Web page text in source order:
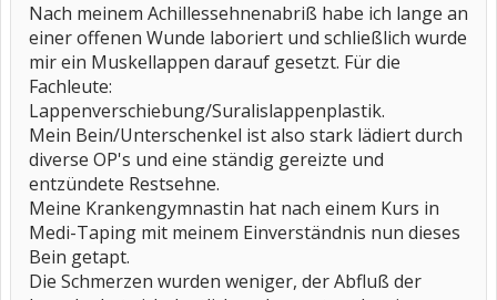
Nach meinem Achillessehnenabriß habe ich lange an
einer offenen Wunde laboriert und schließlich wurde
mir ein Muskellappen darauf gesetzt. Für die
Fachleute:
Lappenverschiebung/Suralislappenplastik.
Mein Bein/Unterschenkel ist also stark lädiert durch
diverse OP's und eine ständig gereizte und
entzündete Restsehne.
Meine Krankengymnastin hat nach einem Kurs in
Medi-Taping mit meinem Einverständnis nun dieses
Bein getapt.
Die Schmerzen wurden weniger, der Abfluß der